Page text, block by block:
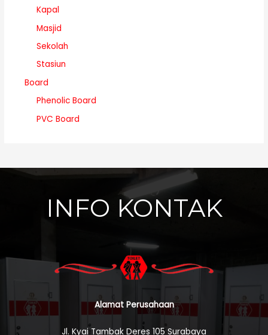
Kapal
Masjid
Sekolah
Stasiun
Board
Phenolic Board
PVC Board
INFO KONTAK
Alamat Perusahaan
Jl. Kyai Tambak Deres 105 Surabaya